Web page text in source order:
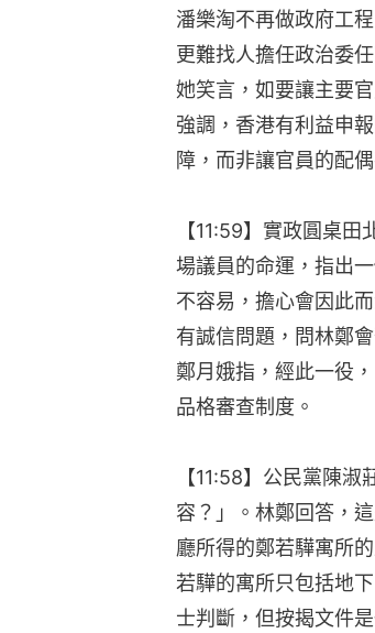
潘樂淘不再做政府工
更難找人擔任政治委
她笑言，如要讓主要
強調，香港有利益申
障，而非讓官員的配
【11:59】實政圓桌
場議員的命運，指出
不容易，擔心會因此
有誠信問題，問林鄭
鄭月娥指，經此一役
品格審查制度。
【11:58】公民黨陳
容？」。林鄭回答，
廳所得的鄭若驊寓所
若驊的寓所只包括地
士判斷，但按揭文件